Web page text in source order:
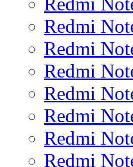
Redmi
Redmi
Redmi
Redmi
Redmi
Redmi
Redmi